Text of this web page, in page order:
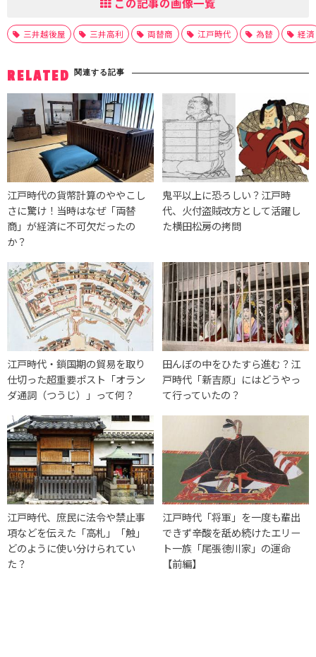
三井越後屋 三井高利 両替商 江戸時代 為替 経済
RELATED 関連する記事
江戸時代の貨幣計算のややこし
さに驚け！当時はなぜ「両替
商」が経済に不可欠だったの
か？
鬼平以上に恐ろしい？江戸時
代、火付盗賊改方として活躍し
た横田松房の拷問
江戸時代・鎖国期の貿易を取り
仕切った超重要ポスト「オラン
ダ通詞（つうじ）」って何？
田んぼの中をひたすら進む？江
戸時代「新吉原」にはどうやっ
て行っていたの？
江戸時代、庶民に法令や禁止事
項などを伝えた「高札」「触」
どのように使い分けられてい
た？
江戸時代「将軍」を一度も輩出
できず辛酸を舐め続けたエリー
ト一族「尾張徳川家」の運命
【前編】